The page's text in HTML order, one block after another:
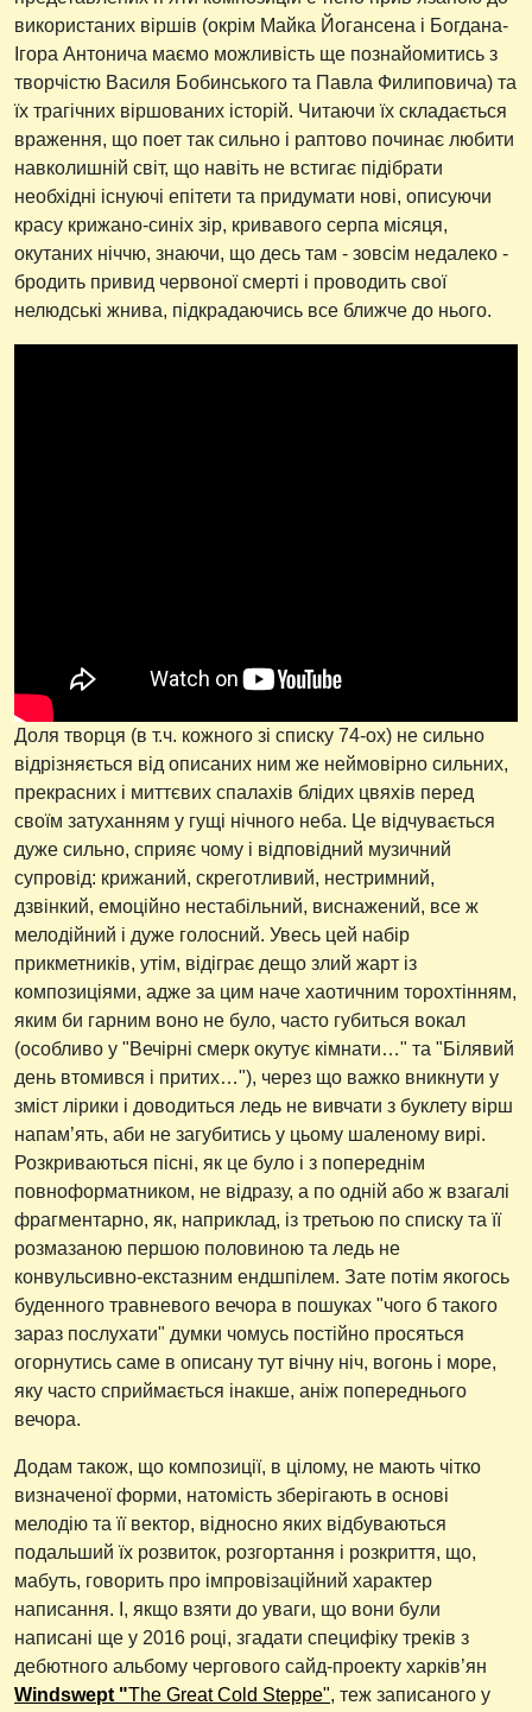
використаних віршів (окрім Майка Йогансена і Богдана-
Ігора Антонича маємо можливість ще познайомитись з
творчістю Василя Бобинського та Павла Филиповича) та
їх трагічних віршованих історій. Читаючи їх складається
враження, що поет так сильно і раптово починає любити
навколишній світ, що навіть не встигає підібрати
необхідні існуючі епітети та придумати нові, описуючи
красу крижано-синіх зір, кривавого серпа місяця,
окутаних ніччю, знаючи, що десь там - зовсім недалеко -
бродить привид червоної смерті і проводить свої
нелюдські жнива, підкрадаючись все ближче до нього.
Доля творця (в т.ч. кожного зі списку 74-ох) не сильно
відрізняється від описаних ним же неймовірно сильних,
прекрасних і миттєвих спалахів блідих цвяхів перед
своїм затуханням у гущі нічного неба. Це відчувається
дуже сильно, сприяє чому і відповідний музичний
супровід: крижаний, скреготливий, нестримний,
дзвінкий, емоційно нестабільний, виснажений, все ж
мелодійний і дуже голосний. Увесь цей набір
прикметників, утім, відіграє дещо злий жарт із
композиціями, адже за цим наче хаотичним торохтінням,
яким би гарним воно не було, часто губиться вокал
(особливо у "Вечірні смерк окутує кімнати…" та "Білявий
день втомився і притих…"), через що важко вникнути у
зміст лірики і доводиться ледь не вивчати з буклету вірш
напам’ять, аби не загубитись у цьому шаленому вирі.
Розкриваються пісні, як це було і з попереднім
повноформатником, не відразу, а по одній або ж взагалі
фрагментарно, як, наприклад, із третьою по списку та її
розмазаною першою половиною та ледь не
конвульсивно-екстазним ендшпілем. Зате потім якогось
буденного травневого вечора в пошуках "чого б такого
зараз послухати" думки чомусь постійно просяться
огорнутись саме в описану тут вічну ніч, вогонь і море,
яку часто сприймається інакше, аніж попереднього
вечора.
Додам також, що композиції, в цілому, не мають чітко
визначеної форми, натомість зберігають в основі
мелодію та її вектор, відносно яких відбуваються
подальший їх розвиток, розгортання і розкриття, що,
мабуть, говорить про імпровізаційний характер
написання. І, якщо взяти до уваги, що вони були
написані ще у 2016 році, згадати специфіку треків з
дебютного альбому чергового сайд-проекту харків’ян
Windswept "The Great Cold Steppe", теж записаного у